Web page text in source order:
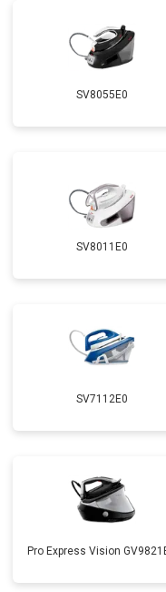
SV8055E0
SV8011E0
SV7112E0
Pro Express Vision